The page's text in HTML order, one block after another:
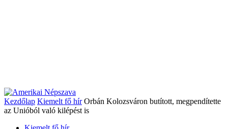
Kezdőlap Kiemelt fő hír Orbán Kolozsváron butított, megpendítette
az Unióból való kilépést is